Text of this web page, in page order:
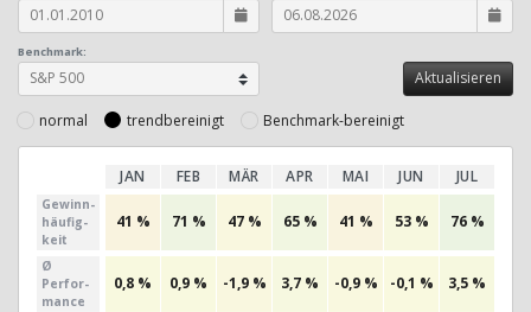
Benchmark:
normal trendbereinigt Benchmark-bereinigt
JAN FEB MÄR APR MAI JUN JUL
Gewinn­
häufig­
keit
41 % 71 % 47 % 65 % 41 % 53 % 76 %
Ø
Perfor­
mance
0,8 % 0,9 % -1,9 % 3,7 % -0,9 % -0,1 % 3,5 %